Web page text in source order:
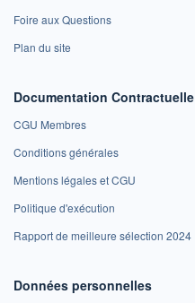
Foire aux Questions
Plan du site
Documentation Contractuelle
CGU Membres
Conditions générales
Mentions légales et CGU
Politique d'exécution
Rapport de meilleure sélection 2024
Données personnelles